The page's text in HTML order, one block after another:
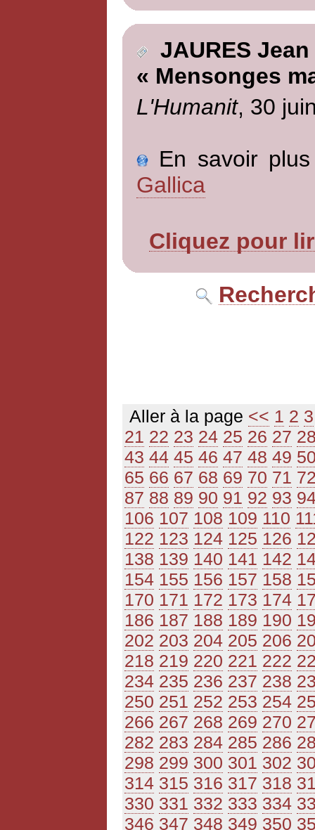
JAURES Jean
« Mensonges
L'Humanit, 30
En savoir
Gallica
Cliquez pour
Aller à la page << 1 2 3
21 22 23 24 25 26 27
43 44 45 46 47 48 49
65 66 67 68 69 70 71
87 88 89 90 91 92 93
106 107 108 109 110
122 123 124 125 126
138 139 140 141 142
154 155 156 157 158
170 171 172 173 174
186 187 188 189 190
202 203 204 205 206
218 219 220 221 222
234 235 236 237 238
250 251 252 253 254
266 267 268 269 270
282 283 284 285 286
298 299 300 301 302
314 315 316 317 318
330 331 332 333 334
346 347 348 349 350